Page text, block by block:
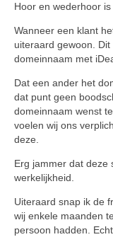
Hoor en wederhoor
Wanneer een klant
uiteraard gewoon.
domeinnaam met
Dat een ander het
dat punt geen
domeinnaam wenst
voelen wij ons
deze.
Erg jammer dat deze
werkelijkheid.
Uiteraard snap ik de
wij enkele maanden
persoon hadden.